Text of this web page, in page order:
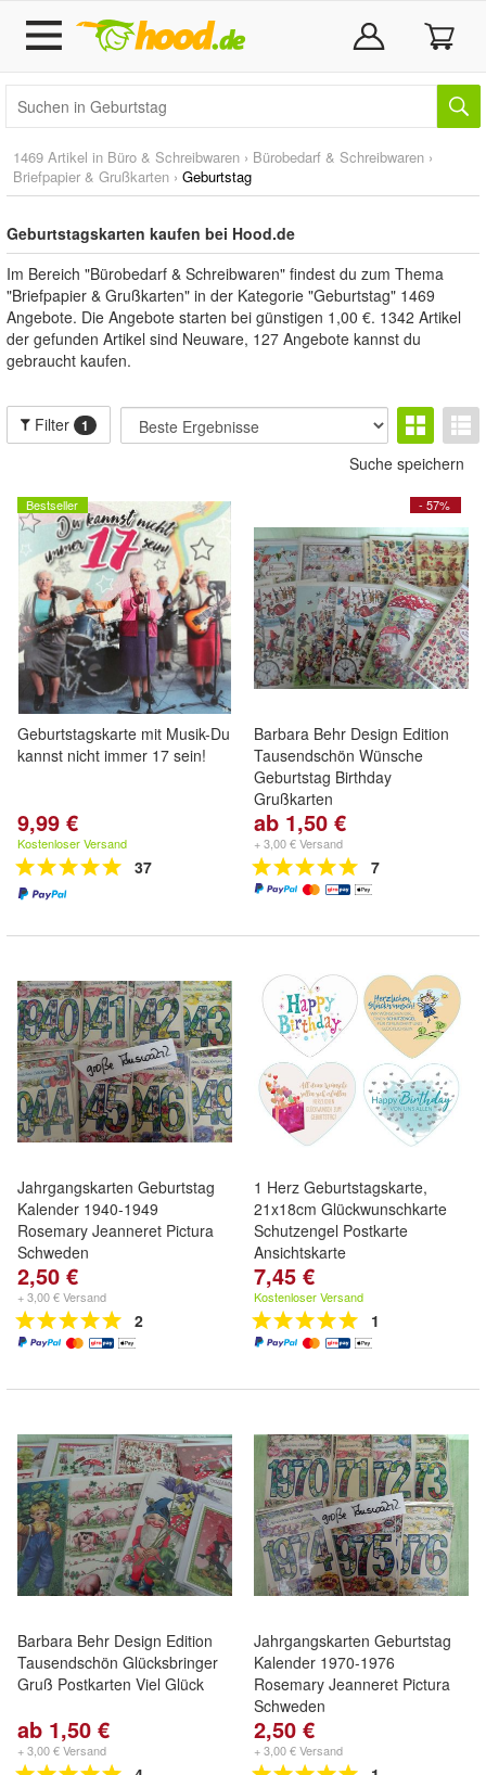
1469 Artikel in Büro & Schreibwaren › Bürobedarf & Schreibwaren ›
Briefpapier & Grußkarten › Geburtstag
Geburtstagskarten kaufen bei Hood.de
Im Bereich "Bürobedarf & Schreibwaren" findest du zum Thema
"Briefpapier & Grußkarten" in der Kategorie "Geburtstag" 1469
Angebote. Die Angebote starten bei günstigen 1,00 €. 1342 Artikel
der gefunden Artikel sind Neuware, 127 Angebote kannst du
gebraucht kaufen.
Filter 1
Suche speichern
Bestseller
Geburtstagskarte mit Musik-Du
kannst nicht immer 17 sein!
9,99 €
Kostenloser Versand
37
- 57%
Barbara Behr Design Edition
Tausendschön Wünsche
Geburtstag Birthday
Grußkarten
ab 1,50 €
+ 3,00 € Versand
7
Jahrgangskarten Geburtstag
Kalender 1940-1949
Rosemary Jeanneret Pictura
Schweden
2,50 €
+ 3,00 € Versand
2
1 Herz Geburtstagskarte,
21x18cm Glückwunschkarte
Schutzengel Postkarte
Ansichtskarte
7,45 €
Kostenloser Versand
1
Barbara Behr Design Edition
Tausendschön Glücksbringer
Gruß Postkarten Viel Glück
ab 1,50 €
+ 3,00 € Versand
Jahrgangskarten Geburtstag
Kalender 1970-1976
Rosemary Jeanneret Pictura
Schweden
2,50 €
+ 3,00 € Versand